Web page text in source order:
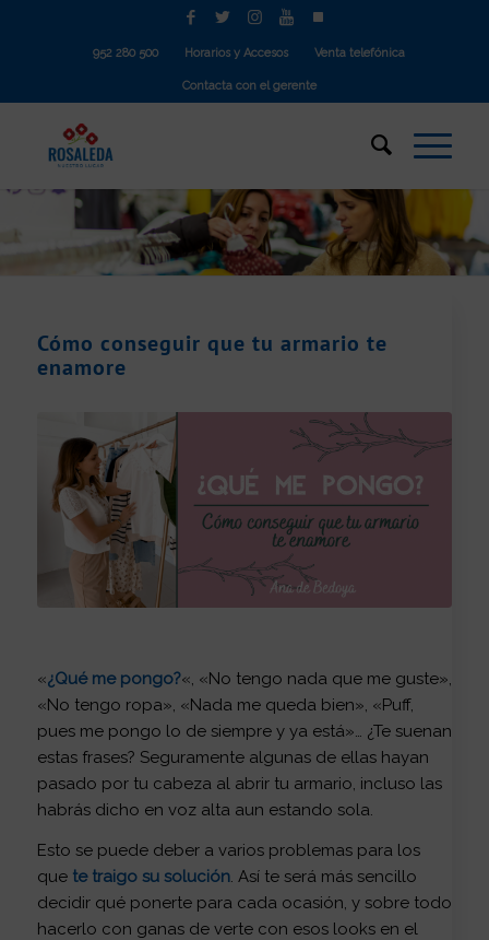
952 280 500 Horarios y Accesos Venta telefónica
Contacta con el gerente
Cómo conseguir que tu armario te
enamore
«¿Qué me pongo?«, «No tengo nada que me guste»,
«No tengo ropa», «Nada me queda bien», «Puff,
pues me pongo lo de siempre y ya está»… ¿Te suenan
estas frases? Seguramente algunas de ellas hayan
pasado por tu cabeza al abrir tu armario, incluso las
habrás dicho en voz alta aun estando sola.
Esto se puede deber a varios problemas para los
quete traigo su solución. Así te será más sencillo
decidir qué ponerte para cada ocasión, y sobre todo
hacerlo con ganas de verte con esos looks en el